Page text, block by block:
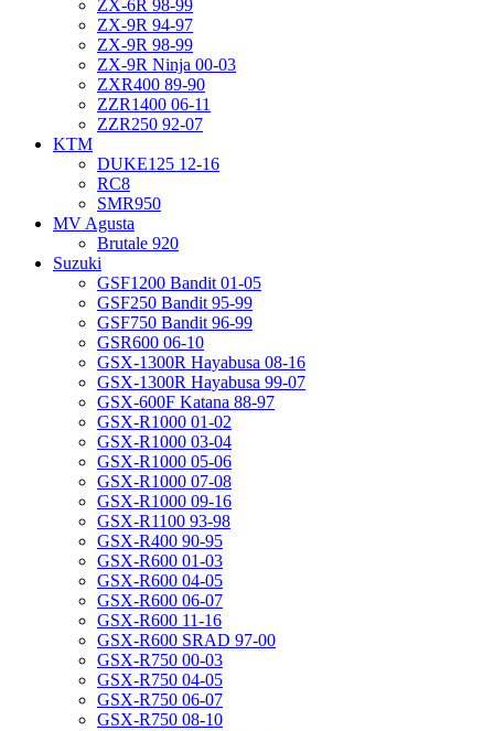
ZX-6R 98-99
ZX-9R 94-97
ZX-9R 98-99
ZX-9R Ninja 00-03
ZXR400 89-90
ZZR1400 06-11
ZZR250 92-07
KTM
DUKE125 12-16
RC8
SMR950
MV Agusta
Brutale 920
Suzuki
GSF1200 Bandit 01-05
GSF250 Bandit 95-99
GSF750 Bandit 96-99
GSR600 06-10
GSX-1300R Hayabusa 08-16
GSX-1300R Hayabusa 99-07
GSX-600F Katana 88-97
GSX-R1000 01-02
GSX-R1000 03-04
GSX-R1000 05-06
GSX-R1000 07-08
GSX-R1000 09-16
GSX-R1100 93-98
GSX-R400 90-95
GSX-R600 01-03
GSX-R600 04-05
GSX-R600 06-07
GSX-R600 11-16
GSX-R600 SRAD 97-00
GSX-R750 00-03
GSX-R750 04-05
GSX-R750 06-07
GSX-R750 08-10